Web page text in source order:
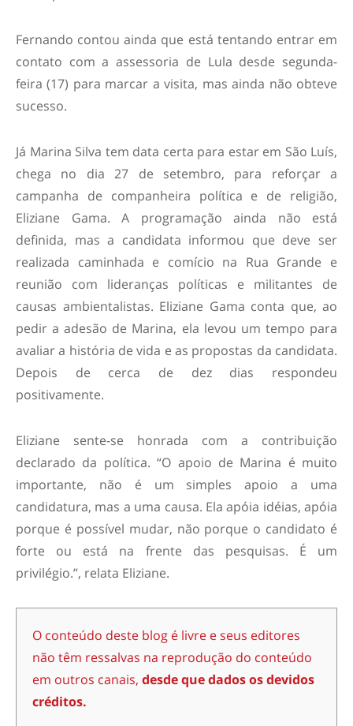
Fernando contou ainda que está tentando entrar em
contato com a assessoria de Lula desde segunda-
feira (17) para marcar a visita, mas ainda não obteve
sucesso.
Já Marina Silva tem data certa para estar em São Luís,
chega no dia 27 de setembro, para reforçar a
campanha de companheira política e de religião,
Eliziane Gama. A programação ainda não está
definida, mas a candidata informou que deve ser
realizada caminhada e comício na Rua Grande e
reunião com lideranças políticas e militantes de
causas ambientalistas. Eliziane Gama conta que, ao
pedir a adesão de Marina, ela levou um tempo para
avaliar a história de vida e as propostas da candidata.
Depois de cerca de dez dias respondeu
positivamente.
Eliziane sente-se honrada com a contribuição
declarado da política. “O apoio de Marina é muito
importante, não é um simples apoio a uma
candidatura, mas a uma causa. Ela apóia idéias, apóia
porque é possível mudar, não porque o candidato é
forte ou está na frente das pesquisas. É um
privilégio.”, relata Eliziane.
O conteúdo deste blog é livre e seus editores
não têm ressalvas na reprodução do conteúdo
em outros canais, desde que dados os devidos
créditos.